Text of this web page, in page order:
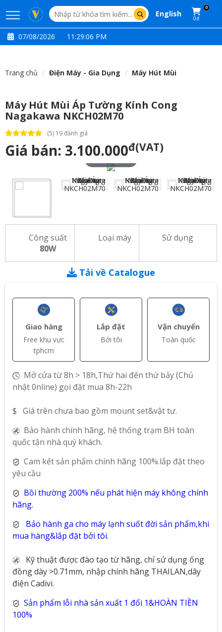
English
0
0đ
07/08/2026 11:29:06 PM
Trang chủ Điện Máy - Gia Dụng Máy Hút Mùi
Máy Hút Mùi Áp Tường Kính Cong
Nagakawa NKCH02M70
(5) 19 đánh giá
Giá bán: 3.100.000đ(VAT)
Công suất
80W
Loại máy Sử dụng
Tải về Catalogue
Giao hàng
Free khu vực
tphcm
Lắp đặt
Bởi tôi
Vận chuyển
Toàn quốc
Mở cửa từ 8h > 18h,Thứ hai đến thứ bảy (Chủ
nhật 0nline) gọi đặt mua 8h-22h
$ Giá trên chưa bao gồm mount set&vật tư.
Bảo hành chính hãng, hệ thống trạm BH toàn
quốc tận nhà quý khách.
Cam kết sản phẩm chính hãng 100%.lắp đặt theo
yêu cầu
Bồi thường 200% nếu phát hiện máy không chính
hãng.
Bảo hành ga cho máy lạnh suốt đời sản phẩm,khi
mua hàng&lắp đặt bởi tôi.
Kỹ thuật được đào tạo từ hãng, chỉ sử dụng ống
đồng dày >0.71mm, nhập chính hãng THAILAN,dây
điện Cadivi.
Sản phẩm lỗi nhà sản xuất 1 đổi 1&HOÀN TIỀN
100%